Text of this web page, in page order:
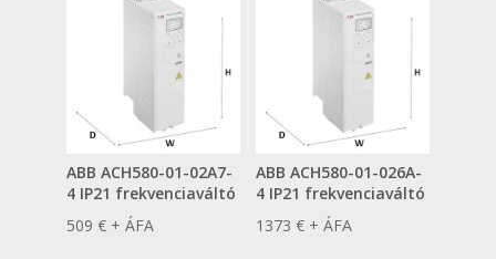
ABB ACH580-01-02A7-
4 IP21 frekvenciaváltó
509 € + ÁFA
ABB ACH580-01-026A-
4 IP21 frekvenciaváltó
1373 € + ÁFA